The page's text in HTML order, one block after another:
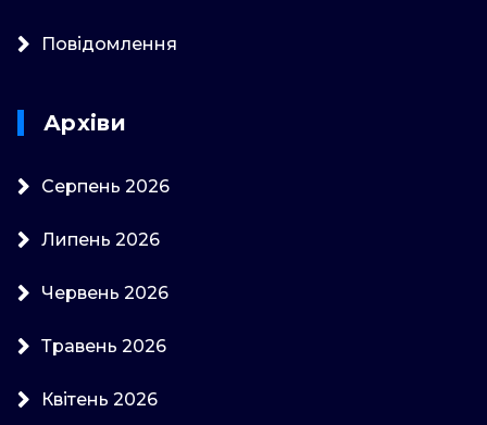
Повідомлення
Архіви
Серпень 2026
Липень 2026
Червень 2026
Травень 2026
Квітень 2026